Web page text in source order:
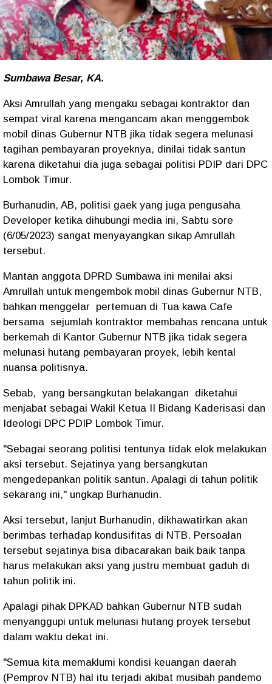
Sumbawa Besar, KA.
Aksi Amrullah yang mengaku sebagai kontraktor dan
sempat viral karena mengancam akan menggembok
mobil dinas Gubernur NTB jika tidak segera melunasi
tagihan pembayaran proyeknya, dinilai tidak santun
karena diketahui dia juga sebagai politisi PDIP dari DPC
Lombok Timur.
Burhanudin, AB, politisi gaek yang juga pengusaha
Developer ketika dihubungi media ini, Sabtu sore
(6/05/2023) sangat menyayangkan sikap Amrullah
tersebut.
Mantan anggota DPRD Sumbawa ini menilai aksi
Amrullah untuk mengembok mobil dinas Gubernur NTB,
bahkan menggelar pertemuan di Tua kawa Cafe
bersama sejumlah kontraktor membahas rencana untuk
berkemah di Kantor Gubernur NTB jika tidak segera
melunasi hutang pembayaran proyek, lebih kental
nuansa politisnya.
Sebab, yang bersangkutan belakangan diketahui
menjabat sebagai Wakil Ketua II Bidang Kaderisasi dan
Ideologi DPC PDIP Lombok Timur.
"Sebagai seorang politisi tentunya tidak elok melakukan
aksi tersebut. Sejatinya yang bersangkutan
mengedepankan politik santun. Apalagi di tahun politik
sekarang ini," ungkap Burhanudin.
Aksi tersebut, lanjut Burhanudin, dikhawatirkan akan
berimbas terhadap kondusifitas di NTB. Persoalan
tersebut sejatinya bisa dibacarakan baik baik tanpa
harus melakukan aksi yang justru membuat gaduh di
tahun politik ini.
Apalagi pihak DPKAD bahkan Gubernur NTB sudah
menyanggupi untuk melunasi hutang proyek tersebut
dalam waktu dekat ini.
"Semua kita memaklumi kondisi keuangan daerah
(Pemprov NTB) hal itu terjadi akibat musibah pandemo